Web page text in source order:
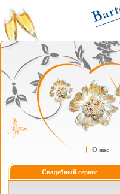
О нас
Свадебный сервис